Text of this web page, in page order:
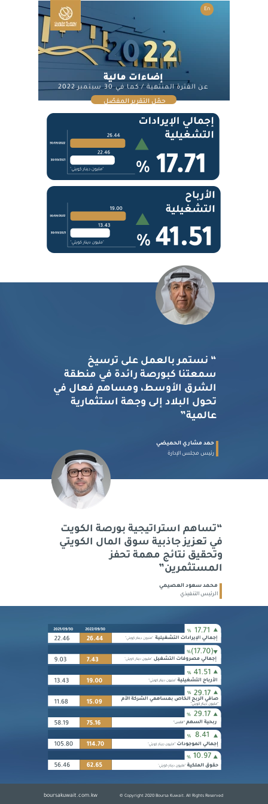
En
إضاءات مالية
عن الفترة المنتهية / كما في 30 سبتمبر 2022
حمّل التقرير المفصّل
“ نستمر بالعمل على ترسيخ
سمعتنا كبورصة رائدة في منطقة
الشرق الأوسط، ومساهم فعال في
تحول البلاد إلى وجهة استثمارية
عالمية”
حمد مشاري الحميضي
رئيس مجلس الإدارة
“تساهم استراتيجية بورصة الكويت
في تعزيز جاذبية سوق المال الكويتي
وتحقيق نتائج مهمة تحفز
المستثمرين”
محمد سعود العصيمي
الرئيس التنفيذي
boursakuwait.com.kw © Copyright 2020 Boursa Kuwait. All Rights Reserved